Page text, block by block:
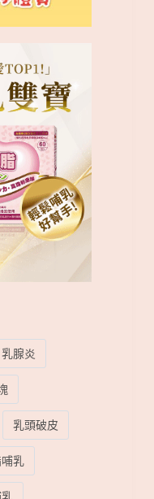
乳腺炎
乳頭破皮
乳